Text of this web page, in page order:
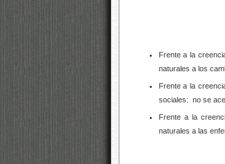
Frente a la
naturales a los
Frente a la
sociales: no se
Frente a la
naturales a las